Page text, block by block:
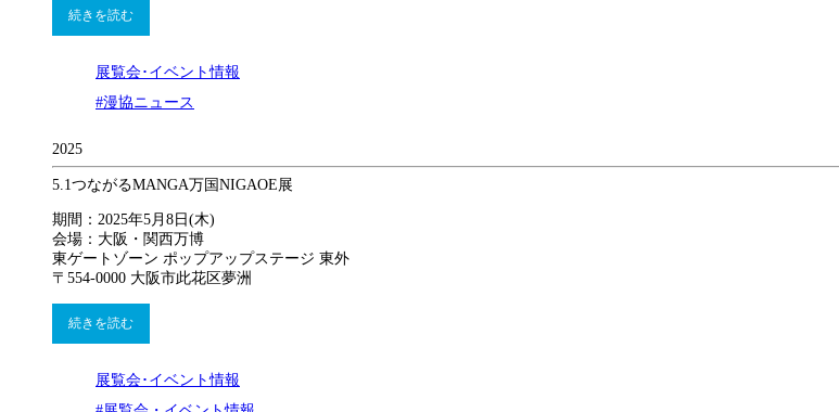
続きを読む
展覧会･イベント情報
#漫協ニュース
2025
5.1 つながるMANGA万国NIGAOE展
期間：2025年5月8日(木)
会場：大阪・関西万博
東ゲートゾーン ポップアップステージ 東外
〒554-0000 大阪市此花区夢洲
続きを読む
展覧会･イベント情報